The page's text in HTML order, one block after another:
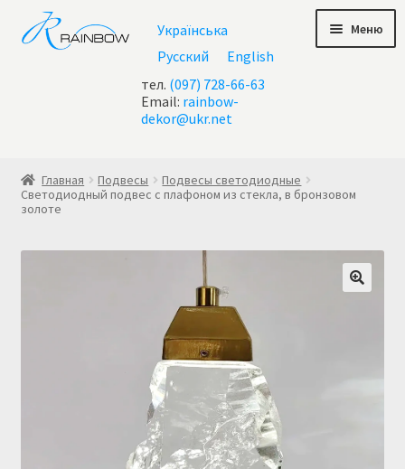
Перейти
к
навигации
Перейти
к
содержимому
Українська
Русский
English
тел. (097) 728-66-63
Email: rainbow-
dekor@ukr.net
Меню
Акции
Все люстры
Купить люстру в Украине
Главная Подвесы
Подвесы светодиодные
Светодиодный подвес с плафоном из стекла, в бронзовом
золоте